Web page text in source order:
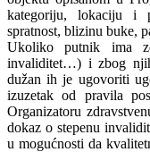
kategoriju, lokaciju i
spratnost, blizinu buke,
Ukoliko putnik ima
invaliditet…) i zbog
dužan ih je ugovoriti
izuzetak od pravila
Organizatoru
dokaz o stepenu
u mogućnosti da